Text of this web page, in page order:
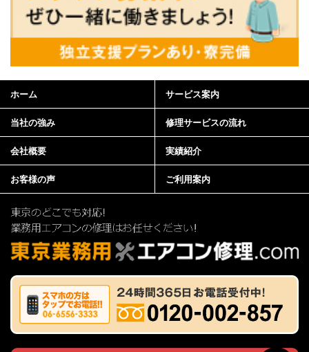
ホーム サービス案内
当社の強み 修理サービスの流れ
会社概要 実績紹介
お客様の声 ご利用案内